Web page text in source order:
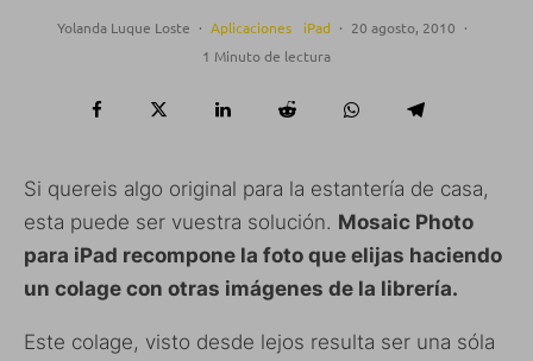
Yolanda Luque Loste · Aplicaciones iPad · 20 agosto, 2010 ·
1 Minuto de lectura
Si quereis algo original para la estantería de casa,
esta puede ser vuestra solución. Mosaic Photo
para iPad recompone la foto que elijas haciendo
un colage con otras imágenes de la librería.
Este colage, visto desde lejos resulta ser una sóla